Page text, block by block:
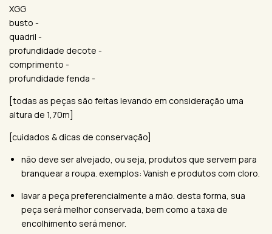
XGG
busto -
quadril -
profundidade decote -
comprimento -
profundidade fenda -
[todas as peças são feitas levando em consideração uma
altura de 1,70m]
[cuidados & dicas de conservação]
não deve ser alvejado, ou seja, produtos que servem para
branquear a roupa. exemplos: Vanish e produtos com cloro.
lavar a peça preferencialmente a mão. desta forma, sua
peça será melhor conservada, bem como a taxa de
encolhimento será menor.